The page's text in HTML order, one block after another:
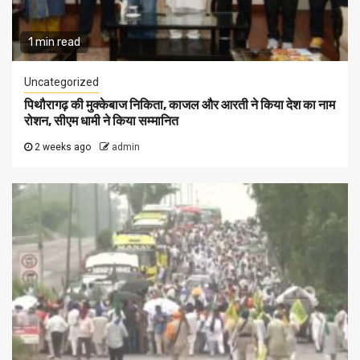
1 min read
Uncategorized
पिथौरागढ़ की मुक्केबाज निकिता, काजल और आरती ने किया देश का नाम
रोशन, सीएम धामी ने किया सम्मानित
2 weeks ago admin